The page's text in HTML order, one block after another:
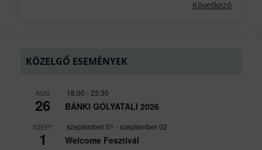
Következő
KÖZELGŐ ESEMÉNYEK
AUG
26
18:00 - 23:30
BÁNKI GÓLYATALI 2026
SZEPT
1
szeptember 01 -szeptember 02
Welcome Fesztivál